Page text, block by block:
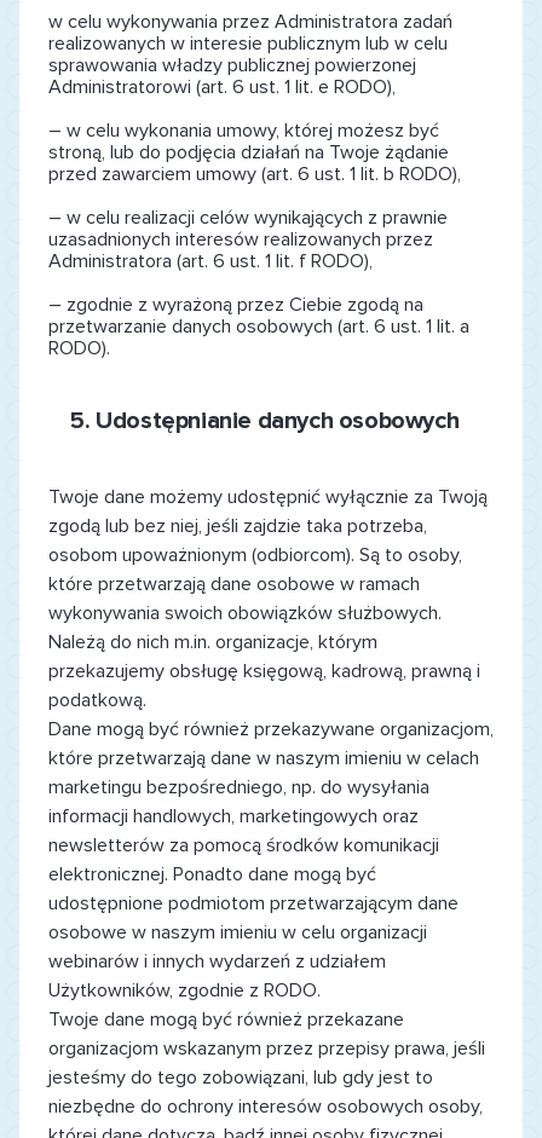
w celu wykonywania przez Administratora zadań
realizowanych w interesie publicznym lub w celu
sprawowania władzy publicznej powierzonej
Administratorowi (art. 6 ust. 1 lit. e RODO),
– w celu wykonania umowy, której możesz być
stroną, lub do podjęcia działań na Twoje żądanie
przed zawarciem umowy (art. 6 ust. 1 lit. b RODO),
– w celu realizacji celów wynikających z prawnie
uzasadnionych interesów realizowanych przez
Administratora (art. 6 ust. 1 lit. f RODO),
– zgodnie z wyrażoną przez Ciebie zgodą na
przetwarzanie danych osobowych (art. 6 ust. 1 lit. a
RODO).
5. Udostępnianie danych osobowych
Twoje dane możemy udostępnić wyłącznie za Twoją
zgodą lub bez niej, jeśli zajdzie taka potrzeba,
osobom upoważnionym (odbiorcom). Są to osoby,
które przetwarzają dane osobowe w ramach
wykonywania swoich obowiązków służbowych.
Należą do nich m.in. organizacje, którym
przekazujemy obsługę księgową, kadrową, prawną i
podatkową.
Dane mogą być również przekazywane organizacjom,
które przetwarzają dane w naszym imieniu w celach
marketingu bezpośredniego, np. do wysyłania
informacji handlowych, marketingowych oraz
newsletterów za pomocą środków komunikacji
elektronicznej. Ponadto dane mogą być
udostępnione podmiotom przetwarzającym dane
osobowe w naszym imieniu w celu organizacji
webinarów i innych wydarzeń z udziałem
Użytkowników, zgodnie z RODO.
Twoje dane mogą być również przekazane
organizacjom wskazanym przez przepisy prawa, jeśli
jesteśmy do tego zobowiązani, lub gdy jest to
niezbędne do ochrony interesów osobowych osoby,